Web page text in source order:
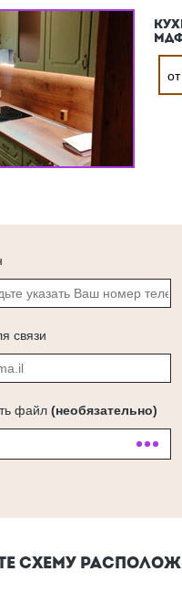
от
связи
файл (необязательно)
СХЕМУ